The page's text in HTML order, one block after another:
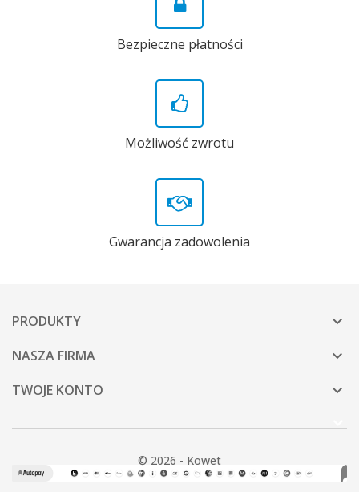
Bezpieczne płatności
Możliwość zwrotu
Gwarancja zadowolenia
PRODUKTY 
NASZA FIRMA 
TWOJE KONTO 
© 2026 - Kowet